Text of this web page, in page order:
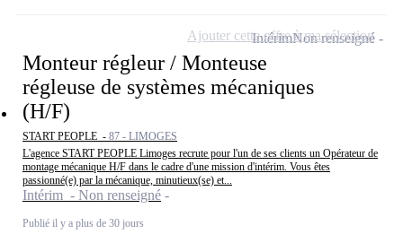
Monteur régleur / Monteuse
régleuse de systèmes mécaniques
(H/F)
START PEOPLE - 87 - LIMOGES
L'agence START PEOPLE Limoges recrute pour l'un de ses clients un Opérateur de
montage mécanique H/F dans le cadre d'une mission d'intérim. Vous êtes
passionné(e) par la mécanique, minutieux(se) et...
Intérim - Non renseigné
Publié il y a plus de 30 jours
IntérimNon renseigné
Ajouter cette offre à ma sélection